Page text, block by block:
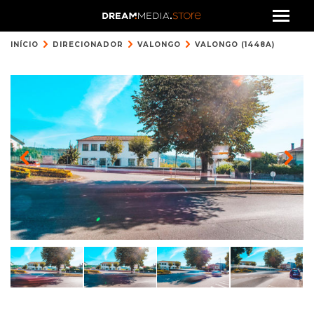
INÍCIO DIRECIONADOR VALONGO VALONGO (1448A)